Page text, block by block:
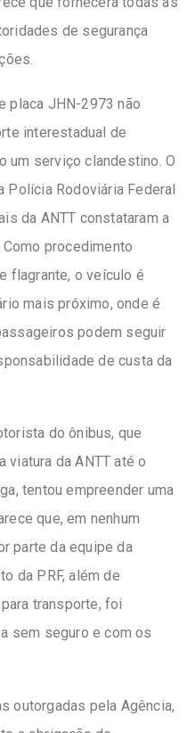
de segurança
placa JHN-2973 não
interestadual de
um serviço clandestino. O
Rodoviária Federal
da ANTT constataram a
procedimento
flagrante, o veículo é
mais próximo, onde é
podem seguir
de custa da
do ônibus, que
viatura da ANTT até o
tentou empreender uma
que, em nenhum
parte da equipe da
da PRF, além de
transporte, foi
sem seguro e com os
outorgadas pela Agência,